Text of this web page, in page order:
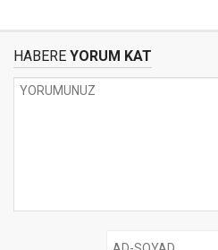
HABERE YORUM KAT